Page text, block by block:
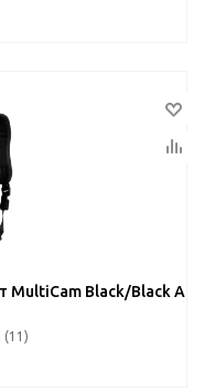
MultiCam Black/Black A
(11)